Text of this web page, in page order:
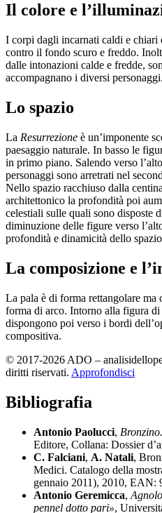
Il colore e
I corpi dagli incarnati caldi e chiari
contro il fondo scuro e freddo.
dalle intonazioni calde e fredde,
accompagnano i diversi personaggi.
Lo spazio
La Resurrezione è un’imponente
paesaggio naturale. In basso le
in primo piano. Salendo verso
personaggi sono arretrati nel
Nello spazio racchiuso dalla
architettonico la profondità poi
celestiali sulle quali sono disposte
diminuzione delle figure verso
profondità e dinamicità dello
La composizione e
La pala è di forma rettangolare ma
forma di arco. Intorno alla figura
dispongono poi verso i bordi
compositiva.
© 2017-2026 ADO –
diritti riservati. Approfondisci
Bibliografia
Antonio Paolucci,
Editore, Collana: Dossier
C. Falciani, A. Natali,
Medici. Catalogo della
gennaio 2011), 2010, EAN:
Antonio Geremicca,
pennel dotto pari»,